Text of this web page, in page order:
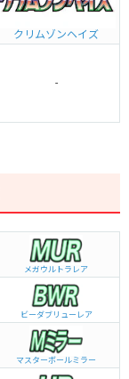
クリムゾンヘイズ
-
メガウルトラレア
ビーダブリュー レア
マスターボールミラー